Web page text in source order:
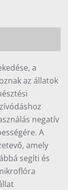
a
az állatok
negatív
A
amely
segíti és